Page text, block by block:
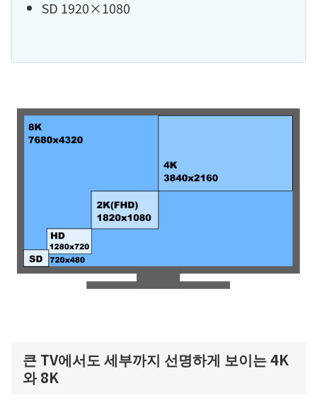
SD 1920×1080
큰 TV에서도 세부까지 선명하게 보이는 4K
와 8K